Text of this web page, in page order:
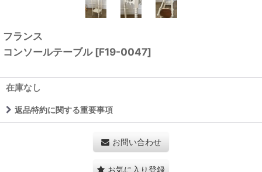
フランス
コンソールテーブル [F19-0047]
在庫なし
返品特約に関する重要事項
お問い合わせ
お気に入り登録